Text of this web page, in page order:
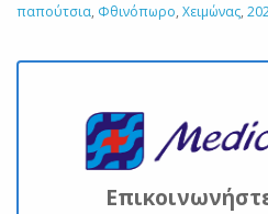
παπούτσια, Φθινόπωρο, Χειμώνας,